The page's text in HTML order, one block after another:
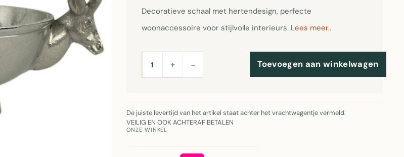
Decoratieve schaal met hertendesign, perfecte
woonaccessoire voor stijlvolle interieurs. Lees meer..
AANTAL+ − Toevoegen aan winkelwagen
De juiste levertijd van het artikel staat achter het vrachtwagentje vermeld.
VEILIG EN OOK ACHTERAF BETALEN
ONZE WINKEL